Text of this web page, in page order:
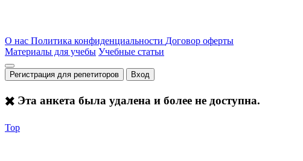
О нас Политика конфиденциальности Договор оферты
Материалы для учебы Учебные статьи
Регистрация для репетиторов Вход
✖️ Эта анкета была удалена и более не доступна.
Top